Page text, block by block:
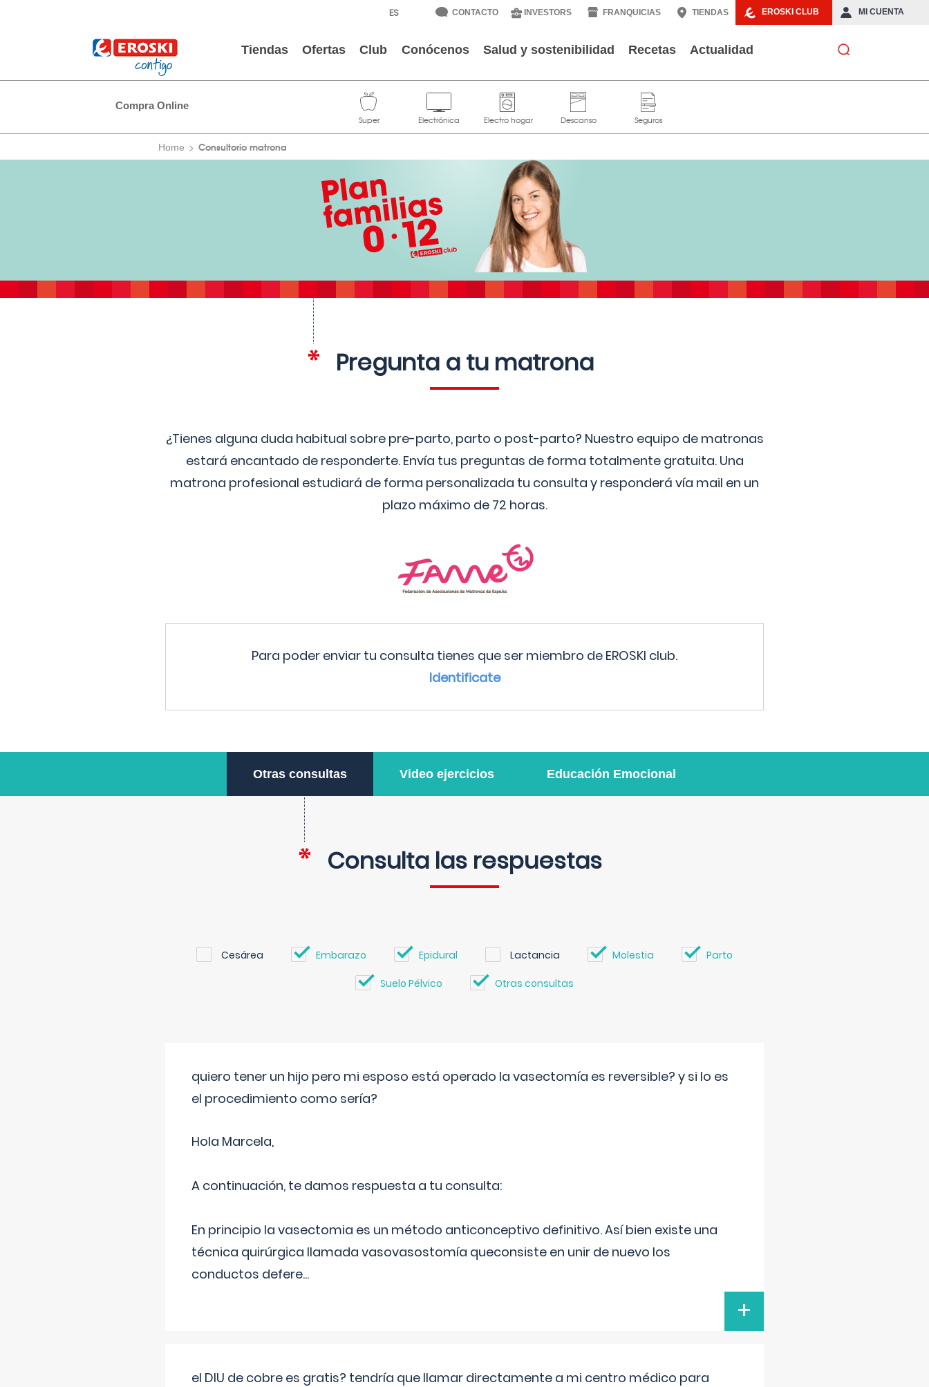
EROSKI CLUB MI CUENTA
CONTACTO INVESTORS FRANQUICIAS TIENDAS
Tiendas Ofertas Club Conócenos Salud y sostenibilidad Recetas Actualidad
Compra Online
Home Consultorio matrona
Pregunta a tu matrona
¿Tienes alguna duda habitual sobre pre-parto, parto o post-parto? Nuestro equipo de matronas
estará encantado de responderte. Envía tus preguntas de forma totalmente gratuita. Una
matrona profesional estudiará de forma personalizada tu consulta y responderá vía mail en un
plazo máximo de 72 horas.
Para poder enviar tu consulta tienes que ser miembro de EROSKI club.
Identificate
Otras consultas Video ejercicios Educación Emocional
Consulta las respuestas
Cesárea Embarazo Epidural Lactancia Molestia Parto
Suelo Pélvico Otras consultas
quiero tener un hijo pero mi esposo está operado la vasectomía es reversible? y si lo es
el procedimiento como sería?
Hola Marcela,
A continuación, te damos respuesta a tu consulta:
En principio la vasectomia es un método anticonceptivo definitivo. Así bien existe una
técnica quirúrgica llamada vasovasostomía queconsiste en unir de nuevo los
conductos defere...
+
el DIU de cobre es gratis? tendría que llamar directamente a mi centro médico para